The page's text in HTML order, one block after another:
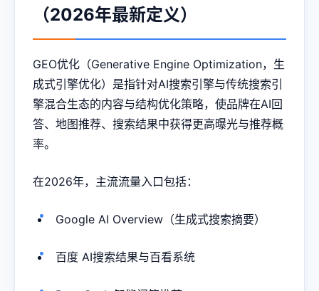
（2026年最新定义）
GEO优化（Generative Engine Optimization，生
成式引擎优化）是指针对AI搜索引擎与传统搜索引
擎混合生态的内容与结构优化策略，使品牌在AI回
答、地图推荐、搜索结果中获得更高曝光与推荐概
率。
在2026年，主流流量入口包括：
Google AI Overview（生成式搜索摘要）
百度 AI搜索结果与百看系统